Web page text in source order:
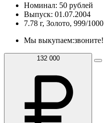
Номинал: 50 рублей
Выпуск: 01.07.2004
7.78 г, Золото, 999/1000
Мы выкупаем:звоните!
132 000